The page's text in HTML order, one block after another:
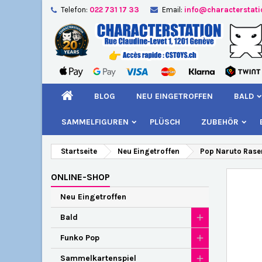
Telefon: 022 731 17 33 Email:
BLOG NEU EINGETROFFEN BALD
SAMMELFIGUREN PLÜSCH ZUBEHÖR
Startseite Neu Eingetroffen Pop Naruto
ONLINE-SHOP
Neu Eingetroffen
Bald
Funko Pop
Sammelkartenspiel